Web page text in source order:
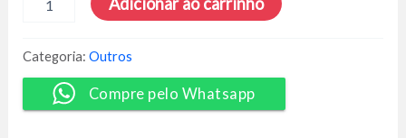
Industrial
-
Arilson
Jorge
Categoria:Outros
Compre pelo Whatsapp